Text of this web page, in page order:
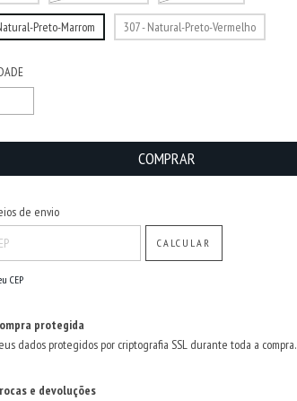
Preto-Marrom 307 - Natural-Preto-Vermelho
o CEP:
de envio
CALCULAR
CEP
protegida
dados protegidos por criptografia SSL durante toda a compra.
e devoluções